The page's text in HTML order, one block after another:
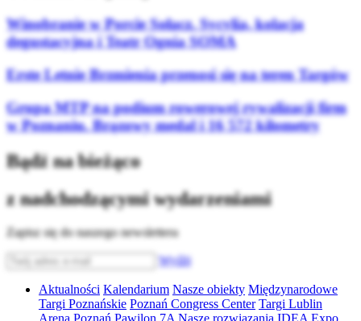
Winobranie w Porcie Sołacz. Sycylia, kolacja
degustacyjna i Teatr Ognia SOMA
Erste Letnie Brzmienia przenosi się na teren Targów
Grupa MTP na podium rowerowej rywalizacji firm
w Poznaniu. Brązowy medal i 16 572 kilometry
Bądź na bieżąco
z nadchodzącymi wydarzeniami
Zapisz się do naszego newslettera
Wyślij
Aktualności Kalendarium Nasze obiekty Międzynarodowe
Targi Poznańskie Poznań Congress Center Targi Lublin